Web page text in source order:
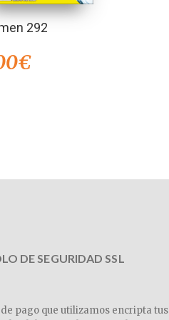
292
€
DE SEGURIDAD SSL
pago que utilizamos encripta tus